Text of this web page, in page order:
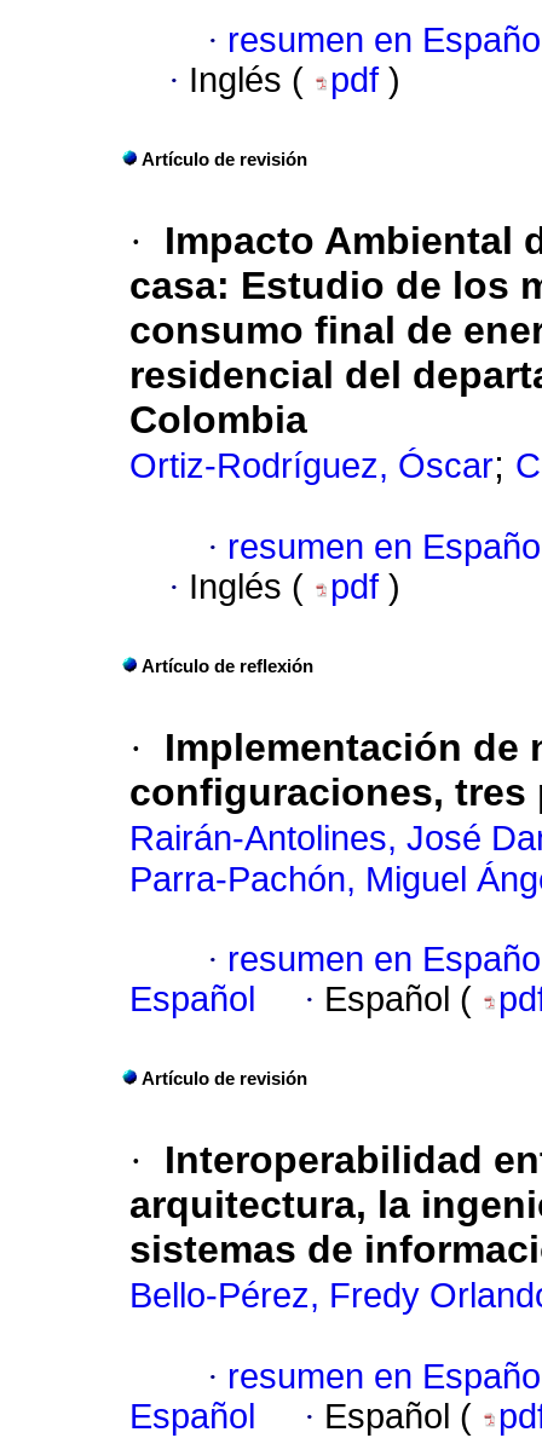
· resumen en
· Inglés ( pdf )
Artículo de revisión
·
Impacto Ambiental
casa: Estudio de los
consumo final de
residencial del
Colombia
Ortiz-Rodríguez, Óscar;
· resumen en
· Inglés ( pdf )
Artículo de reflexión
·
Implementación de
configuraciones, tres
Rairán-Antolines, José
Parra-Pachón, Miguel
· resumen en
Español
· Español (
Artículo de revisión
·
Interoperabilidad
arquitectura, la
sistemas de
Bello-Pérez, Fredy
· resumen en
Español
· Español (